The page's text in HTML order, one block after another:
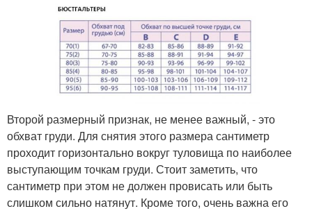
Второй размерный признак, не менее важный, - это
обхват груди. Для снятия этого размера сантиметр
проходит горизонтально вокруг туловища по наиболее
выступающим точкам груди. Стоит заметить, что
сантиметр при этом не должен провисать или быть
слишком сильно натянут. Кроме того, очень важна его